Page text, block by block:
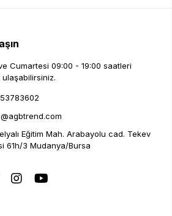
Cumartesi 09:00 - 19:00 saatleri
ulaşabilirsiniz.
Eğitim Mah. Arabayolu cad. Tekev
61h/3 Mudanya/Bursa